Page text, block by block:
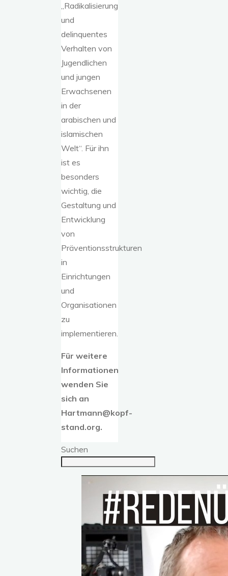
„Radikalisierung
und
delinquentes
Verhalten von
Jugendlichen
und jungen
Erwachsenen
in der
arabischen und
islamischen
Welt“. Für ihn
ist es
besonders
wichtig, die
Gestaltung und
Entwicklung
von
Präventionsstrukturen
in
Einrichtungen
und
Organisationen
zu
implementieren.
Für weitere
Informationen
wenden Sie
sich an
Hartmann@kopf-
stand.org.
Suchen